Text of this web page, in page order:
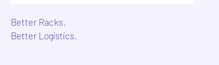
Better Racks.
Better Logistics.